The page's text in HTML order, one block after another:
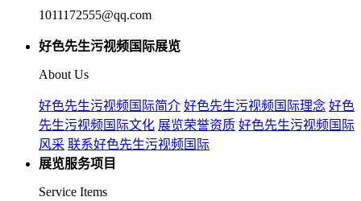
1011172555@qq.com
好色先生污视频国际展览
About Us
好色先生污视频国际简介 好色先生污视频国际理念 好色
先生污视频国际文化 展览荣誉资质 好色先生污视频国际
风采 联系好色先生污视频国际
展览服务项目
Service Items